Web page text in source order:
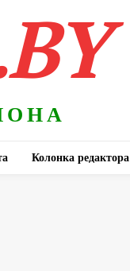
Колонка редактора